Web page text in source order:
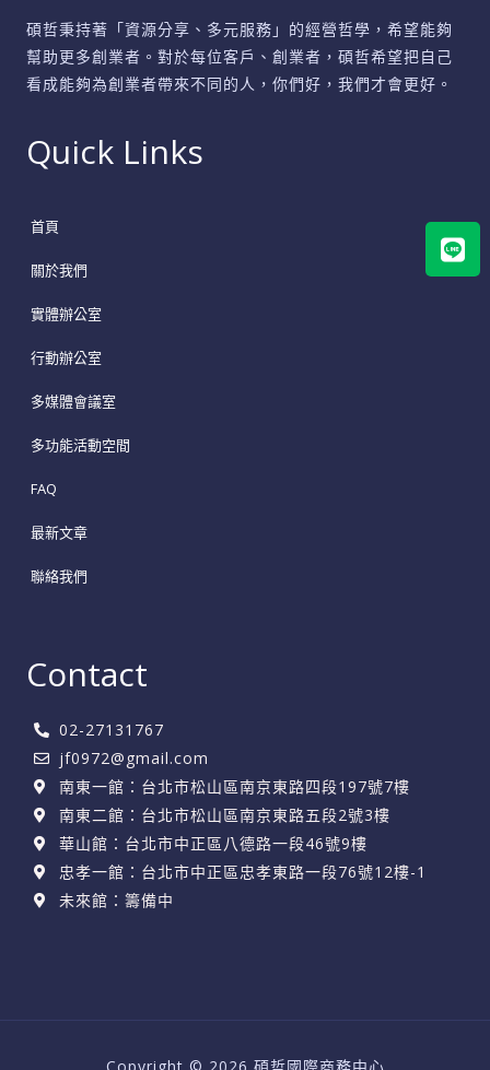
碩哲秉持著「資源分享、多元服務」的經營哲學，希望能夠
幫助更多創業者。對於每位客戶、創業者，碩哲希望把自己
看成能夠為創業者帶來不同的人，你們好，我們才會更好。
Quick Links
首頁
關於我們
實體辦公室
行動辦公室
多媒體會議室
多功能活動空間
FAQ
最新文章
聯絡我們
Contact
02-27131767
jf0972@gmail.com
南東一館：台北市松山區南京東路四段197號7樓
南東二館：台北市松山區南京東路五段2號3樓
華山館：台北市中正區八德路一段46號9樓
忠孝一館：台北市中正區忠孝東路一段76號12樓-1
未來館：籌備中